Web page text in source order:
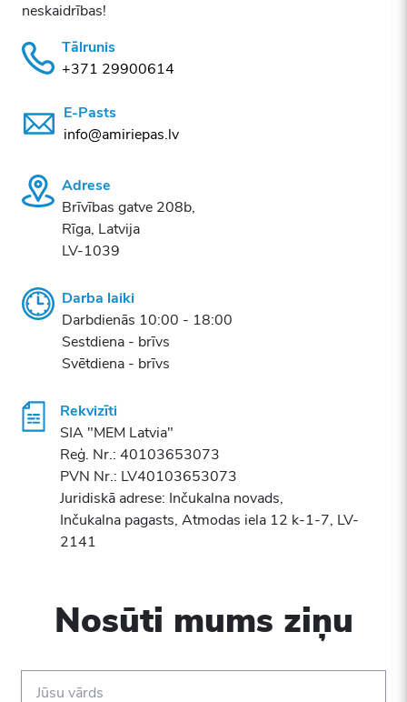
neskaidrības!
Tālrunis
+371 29900614
E-Pasts
info@amiriepas.lv
Adrese
Brīvības gatve 208b,
Rīga, Latvija
LV-1039
Darba laiki
Darbdienās 10:00 - 18:00
Sestdiena - brīvs
Svētdiena - brīvs
Rekvizīti
SIA "MEM Latvia"
Reģ. Nr.: 40103653073
PVN Nr.: LV40103653073
Juridiskā adrese: Inčukalna novads,
Inčukalna pagasts, Atmodas iela 12 k-1-7, LV-
2141
Nosūti mums ziņu